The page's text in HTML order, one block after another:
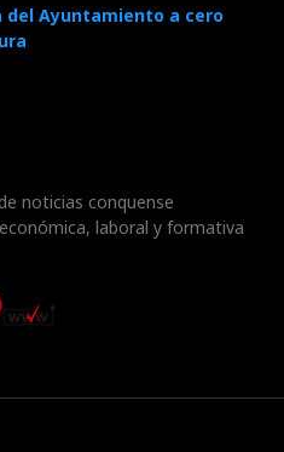
del Ayuntamiento a cero
noticias conquense
laboral y formativa